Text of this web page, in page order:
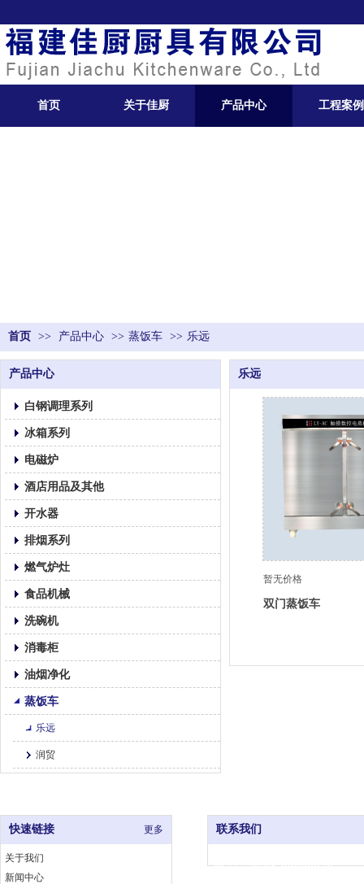
首页 关于佳厨 产品中心 工程案例
首页 >> 产品中心 >> 蒸饭车 >> 乐远
产品中心
白钢调理系列
冰箱系列
电磁炉
酒店用品及其他
开水器
排烟系列
燃气炉灶
食品机械
洗碗机
消毒柜
油烟净化
蒸饭车
乐远
润贸
乐远
暂无价格
双门蒸饭车
快速链接 更多
关于我们
新闻中心
联系我们
电 话：0591-83333376